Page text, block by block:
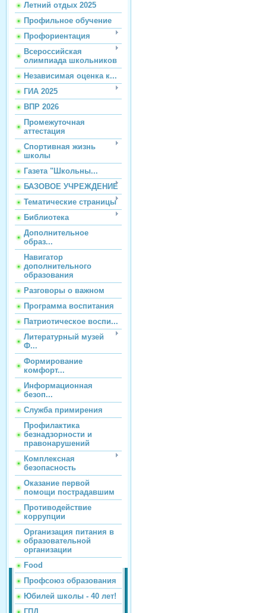
Летний отдых 2025
Профильное обучение
Профориентация
Всероссийская
олимпиада школьников
Независимая оценка к...
ГИА 2025
ВПР 2026
Промежуточная
аттестация
Спортивная жизнь
школы
Газета "Школьны...
БАЗОВОЕ УЧРЕЖДЕНИЕ
Тематические страницы
Библиотека
Дополнительное
образ...
Навигатор
дополнительного
образования
Разговоры о важном
Программа воспитания
Патриотическое воспи...
Литературный музей
Ф...
Формирование
комфорт...
Информационная
безоп...
Служба примирения
Профилактика
безнадзорности и
правонарушений
Комплексная
безопасность
Оказание первой
помощи пострадавшим
Противодействие
коррупции
Организация питания в
образовательной
организации
Food
Профсоюз образования
Юбилей школы - 40 лет!